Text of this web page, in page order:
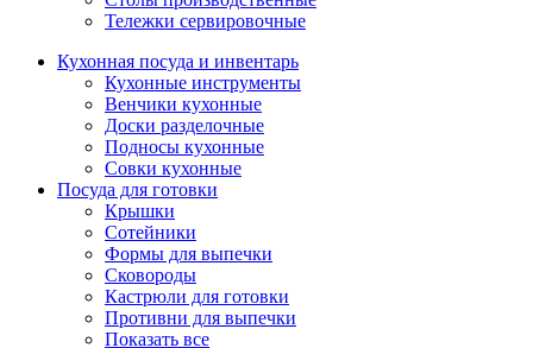
Тележки сервировочные
Кухонная посуда и инвентарь
Кухонные инструменты
Венчики кухонные
Доски разделочные
Подносы кухонные
Совки кухонные
Посуда для готовки
Крышки
Сотейники
Формы для выпечки
Сковороды
Кастрюли для готовки
Противни для выпечки
Показать все